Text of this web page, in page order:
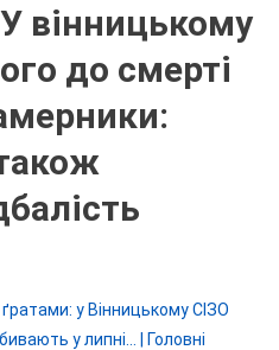
У вінницькому
до смерті
у Вінницькому СІЗО
у липні… | Головні